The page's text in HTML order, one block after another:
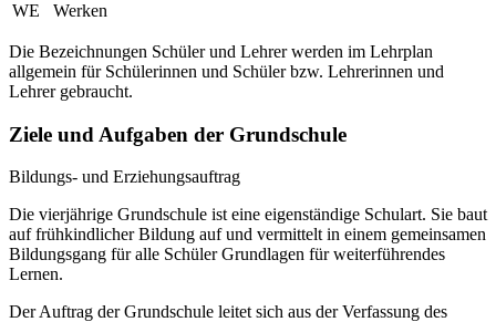
WE
Werken
Die Bezeichnungen Schüler und Lehrer werden im Lehrplan
allgemein für Schülerinnen und Schüler bzw. Lehrerinnen und
Lehrer gebraucht.
Ziele und Aufgaben der Grundschule
Bildungs- und Erziehungsauftrag
Die vierjährige Grundschule ist eine eigenständige Schulart. Sie baut
auf frühkindlicher Bildung auf und vermittelt in einem gemeinsamen
Bildungsgang für alle Schüler Grundlagen für weiterführendes
Lernen.
Der Auftrag der Grundschule leitet sich aus der Verfassung des